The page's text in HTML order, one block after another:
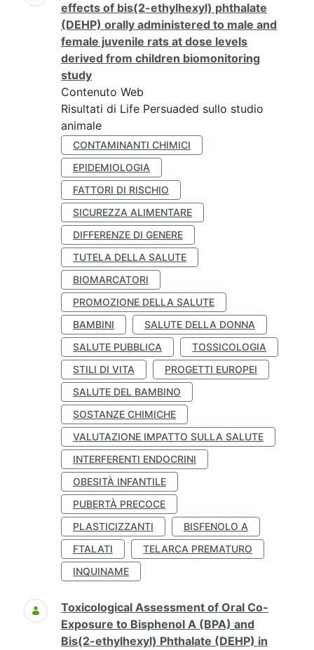
effects of bis(2-ethylhexyl) phthalate
(DEHP) orally administered to male and
female juvenile rats at dose levels
derived from children biomonitoring
study
Contenuto Web
Risultati di Life Persuaded sullo studio
animale
CONTAMINANTI CHIMICI
EPIDEMIOLOGIA
FATTORI DI RISCHIO
SICUREZZA ALIMENTARE
DIFFERENZE DI GENERE
TUTELA DELLA SALUTE
BIOMARCATORI
PROMOZIONE DELLA SALUTE
BAMBINI
SALUTE DELLA DONNA
SALUTE PUBBLICA
TOSSICOLOGIA
STILI DI VITA
PROGETTI EUROPEI
SALUTE DEL BAMBINO
SOSTANZE CHIMICHE
VALUTAZIONE IMPATTO SULLA SALUTE
INTERFERENTI ENDOCRINI
OBESITÀ INFANTILE
PUBERTÀ PRECOCE
PLASTICIZZANTI
BISFENOLO A
FTALATI
TELARCA PREMATURO
INQUINAME
Toxicological Assessment of Oral Co-
Exposure to Bisphenol A (BPA) and
Bis(2-ethylhexyl) Phthalate (DEHP) in